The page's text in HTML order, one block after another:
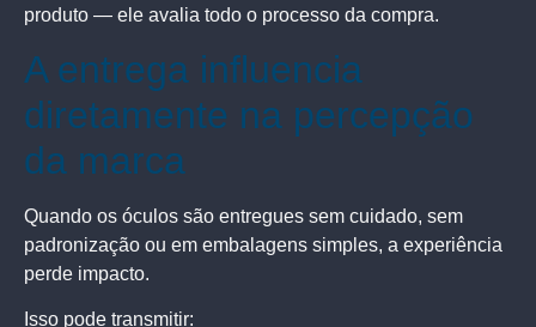
produto — ele avalia todo o processo da compra.
A entrega influencia
diretamente na percepção
da marca
Quando os óculos são entregues sem cuidado, sem
padronização ou em embalagens simples, a experiência
perde impacto.
Isso pode transmitir: